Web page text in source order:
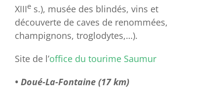
XIIIe s.), musée des blindés, vins et
découverte de caves de renommées,
champignons, troglodytes,…).
Site de l’office du tourime Saumur
• Doué-La-Fontaine (17 km)